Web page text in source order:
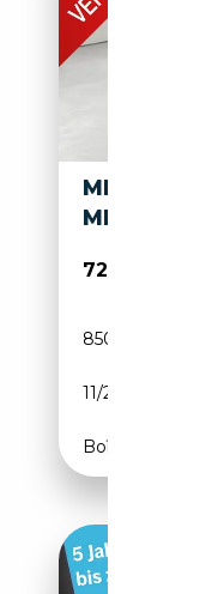
72 490€
850 km
11/2025
Boîte